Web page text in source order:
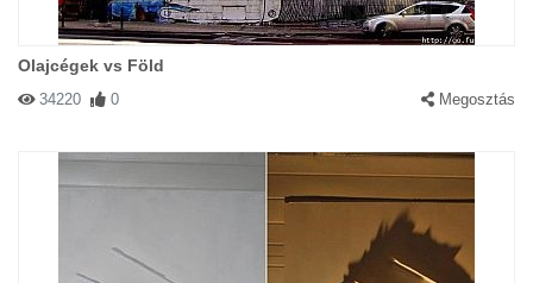
Olajcégek vs Föld
34220 0 Megosztás